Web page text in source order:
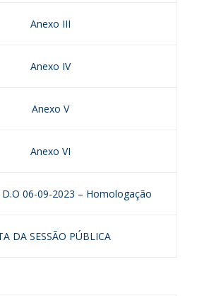
Anexo III
Anexo IV
Anexo V
Anexo VI
D.O 06-09-2023 – Homologação
DA SESSÃO PÚBLICA